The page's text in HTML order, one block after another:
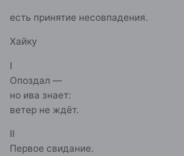
есть принятие несовпадения.
Хайку
I
Опоздал —
но ива знает:
ветер не ждёт.
II
Первое свидание.